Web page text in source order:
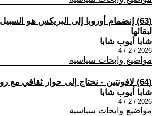
(63) إنضمام أوروبا إلى البريكس هو
لبقائها
شابا أيوب شابا
2026 / 2 / 4
مواضيع وابحاث سياسية
(64) لافونتين - نحتاج إلى حوار ثقافي مع روسيا
شابا أيوب شابا
2026 / 2 / 4
مواضيع وابحاث سياسية